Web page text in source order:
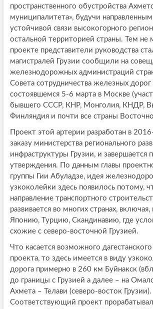
пространственного обустройства
муниципалитета», будучи
устойчивой связи высокогорного
остальной территорией страны. Тем не
проекте представители руководства
магистралей Грузии сообщили на
железнодорожных администраций
Совета сотрудничества железных дорог
состоявшемся 5-6 марта в Москве
бывшего СССР, КНР, Монголия, КНДР,
Финляндия и почти все страны
Проект этой артерии разработан в
заказу министерства регионального
инфраструктуры Грузии, и завершается
утверждения. По данным главы
группы Гии Абуладзе, идея
узкоколейки здесь появилось потому,
направление транспортного
развивается во многих странах,
Японию, Турцию, Скандинавию, где
схожие с северо-восточной Грузией.
Что касается возможного
проекта, то здесь имеется в виду
дорога примерно в 260 км Буйнакск
до границы с Грузией а далее – на
Ахмета – Телави (северо-восток Грузии).
Соответствующий проект